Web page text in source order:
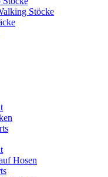
Stöcke
Hosen